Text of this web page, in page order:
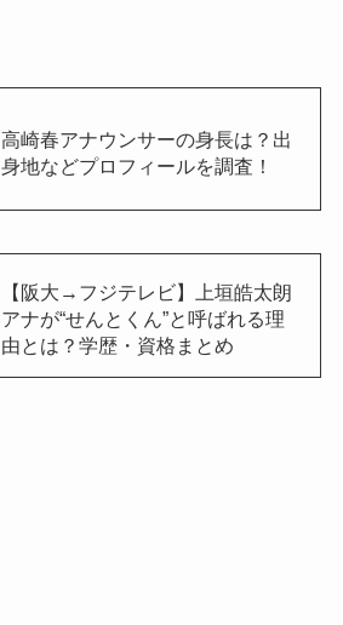
高崎春アナウンサーの身長は？出
身地などプロフィールを調査！
【阪大→フジテレビ】上垣皓太朗
アナが“せんとくん”と呼ばれる理
由とは？学歴・資格まとめ